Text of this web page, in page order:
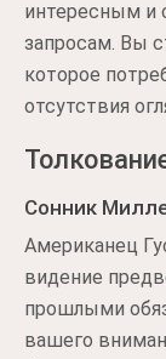
интересным
запросам. Вы
которое
отсутствия
Сонник
Американец
видение
прошлыми
вашего